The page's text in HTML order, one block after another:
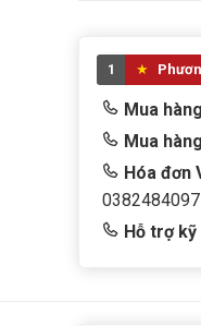
1
Mua
Mua
Hóa đơn
0382484097
Hỗ trợ kỹ